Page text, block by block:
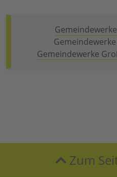
Gemeindewerke
Zum